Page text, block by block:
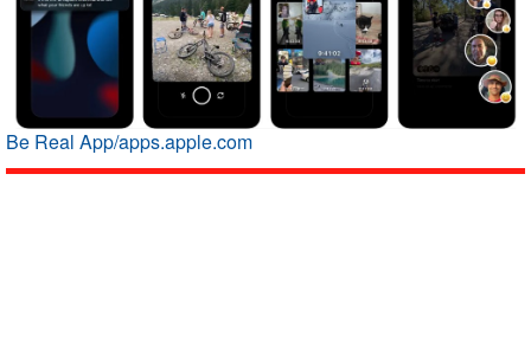
Be Real App/apps.apple.com